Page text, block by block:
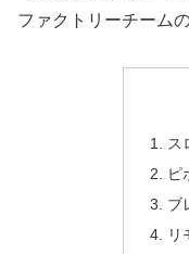
ファクトリーチーム
ス
ピ
ブ
リ